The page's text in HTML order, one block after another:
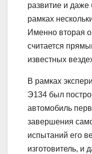
развитие и
рамках
Именно вторая
считается
известных
В рамках
Э134 был
автомобиль
завершения
испытаний его
изготовитель, и